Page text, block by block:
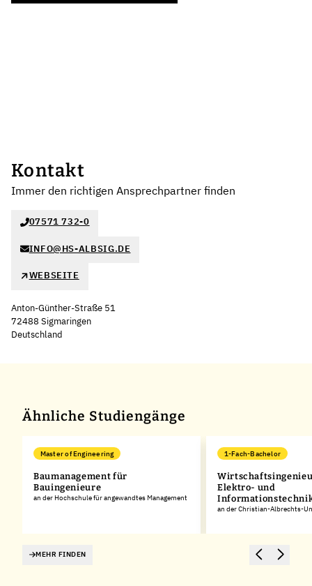
Kontakt
Immer den richtigen Ansprechpartner finden
07571 732-0
INFO@HS-ALBSIG.DE
WEBSEITE
Anton-Günther-Straße 51
72488 Sigmaringen
Deutschland
Ähnliche Studiengänge
Master of Engineering
Baumanagement für
Bauingenieure
an der Hochschule für angewandtes Management
1-Fach-Bachelor
Elektro- und
an der Christian-Albrechts-
MEHR FINDEN